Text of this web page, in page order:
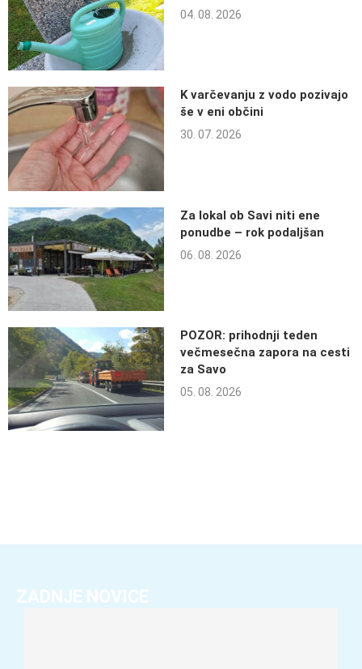
04. 08. 2026
K varčevanju z vodo pozivajo
še v eni občini
30. 07. 2026
Za lokal ob Savi niti ene
ponudbe – rok podaljšan
06. 08. 2026
POZOR: prihodnji teden
večmesečna zapora na cesti
za Savo
05. 08. 2026
ZADNJE NOVICE